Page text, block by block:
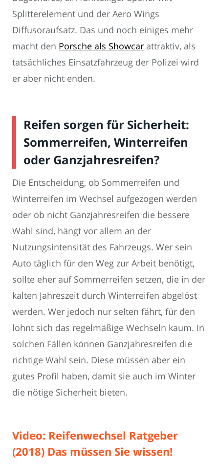
Splitterelement und der Aero Wings
Diffusoraufsatz. Das und noch einiges mehr
macht den Porsche als Showcar attraktiv, als
tatsächliches Einsatzfahrzeug der Polizei wird
er aber nicht enden.
Reifen sorgen für Sicherheit:
Sommerreifen, Winterreifen
oder Ganzjahresreifen?
Die Entscheidung, ob Sommerreifen und
Winterreifen im Wechsel aufgezogen werden
oder ob nicht Ganzjahresreifen die bessere
Wahl sind, hängt vor allem an der
Nutzungsintensität des Fahrzeugs. Wer sein
Auto täglich für den Weg zur Arbeit benötigt,
sollte eher auf Sommerreifen setzen, die in der
kalten Jahreszeit durch Winterreifen abgelöst
werden. Wer jedoch nur selten fährt, für den
lohnt sich das regelmäßige Wechseln kaum. In
solchen Fällen können Ganzjahresreifen die
richtige Wahl sein. Diese müssen aber ein
gutes Profil haben, damit sie auch im Winter
die nötige Sicherheit bieten.
Video: Reifenwechsel Ratgeber
(2018) Das müssen Sie wissen!